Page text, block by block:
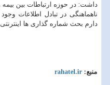
داشت: در حوزه ارتباطات بین
ناهماهنگی در تبادل اطلاعات وجود
دارم بحث شماره گذاری ها
منبع: rahatel.ir